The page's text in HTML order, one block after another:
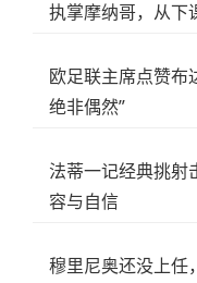
执掌摩纳哥，从下
欧足联主席点赞布
绝非偶然”
法蒂一记经典挑射
容与自信
穆里尼奥还没上任